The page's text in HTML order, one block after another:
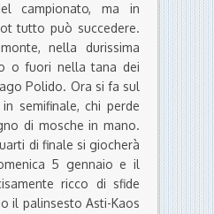
campionato, ma in
tutto può succedere.
nella durissima
o fuori nella tana dei
Polido. Ora si fa sul
semifinale, chi perde
di mosche in mano.
di finale si giocherà
5 gennaio e il
ricco di sfide
il palinsesto Asti-Kaos